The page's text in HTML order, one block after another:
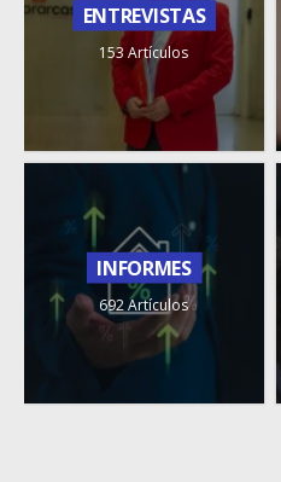
ENTREVISTAS
153 Artículos
INFORMES
692 Artículos